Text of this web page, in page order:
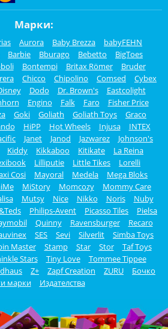
Марки:
Aurora Baby Brezza
babyFEHN
Barbie Bburago Bebetto
BigToes
Bontempi Britax Römer
Bruder
Chicco Chipolino Comsed
Cybex
Dodo Dr. Brown's
Eastcolight
Engino Falk Faro
Fisher Price
Goki Goliath Goliath Toys
Graco
HiPP Hot Wheels Injusa
INTEX
Janet Janod Jazwarez
Johnson's
Kiddy Kikkaboo Kitikate
La Reina
Lilliputie Little Tikes
Lorelli
Cosi Mayoral Medela
Mega Bloks
MiStory Momcozy
Mommy Care
Mutsy Nice Nikko Noris
Nuby
Philips-Avent Picasso Tiles
Pielsa
Quinny Ravensburger
Recaro
SES Sevi Silverlit
Simba Toys
Master Stamp Star Stor
Taf Toys
Stars Tiny Love
Tommee Tippee
Z+ Zapf Creation ZURU
Бочко
марки
Издателства